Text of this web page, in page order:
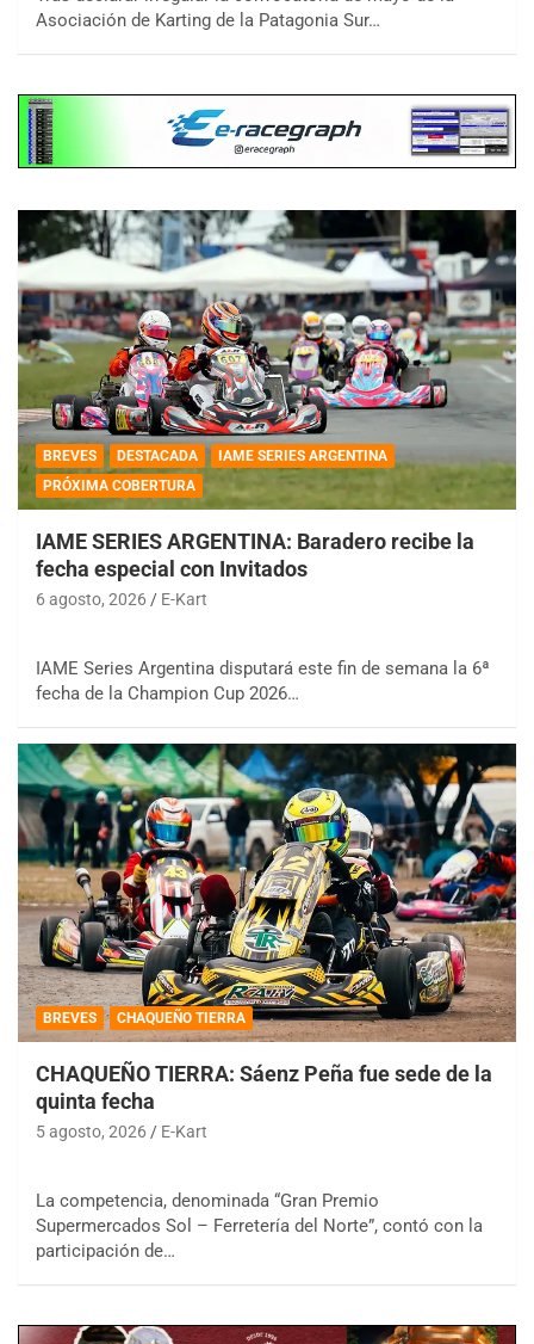
Asociación de Karting de la Patagonia Sur…
BREVES DESTACADA
IAME SERIES ARGENTINA
PRÓXIMA COBERTURA
IAME SERIES ARGENTINA: Baradero recibe la
fecha especial con Invitados
6 agosto, 2026 E-Kart
IAME Series Argentina disputará este fin de semana la 6ª
fecha de la Champion Cup 2026…
BREVES CHAQUEÑO TIERRA
CHAQUEÑO TIERRA: Sáenz Peña fue sede de la
quinta fecha
5 agosto, 2026 E-Kart
La competencia, denominada “Gran Premio
Supermercados Sol – Ferretería del Norte”, contó con la
participación de…